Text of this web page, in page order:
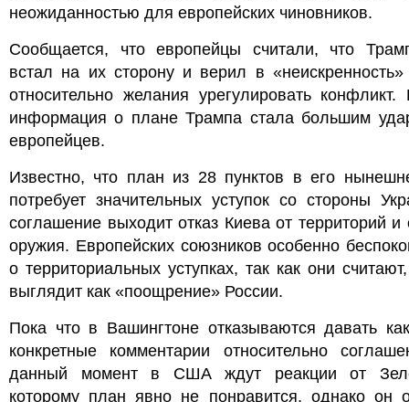
неожиданностью для европейских чиновников.
Сообщается, что европейцы считали, что
встал на их сторону и верил в
относительно желания урегулировать конфликт.
информация о плане Трампа стала большим
европейцев.
Известно, что план из 28 пунктов в его
потребует значительных уступок со стороны
соглашение выходит отказ Киева от территорий и
оружия. Европейских союзников особенно
о территориальных уступках, так как они
выглядит как «поощрение» России.
Пока что в Вашингтоне отказываются давать
конкретные комментарии относительно
данный момент в США ждут реакции от
которому план явно не понравится, однако он